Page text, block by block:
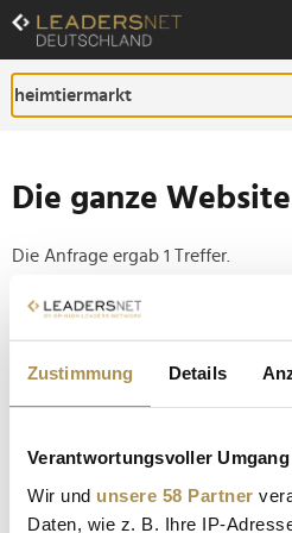
Zustimmung Details
Verantwortungsvoller
Wir und unsere 58 Partner
Daten, wie z. B. Ihre IP-
Zum
Inhalt
Zur
Fußzeilen-
Navigation
Die ganze
Die Anfrage ergab 1 Treffer.
Tipp
Seiten suchen, die genau
Fressnapf kauft Arcaplanet